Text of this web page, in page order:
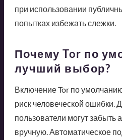
при использовании
попытках избежать слежки.
Почему Tor по
лучший выбор?
Включение Tor по
риск человеческой ошибки.
пользователи могут забыть
вручную. Автоматическое